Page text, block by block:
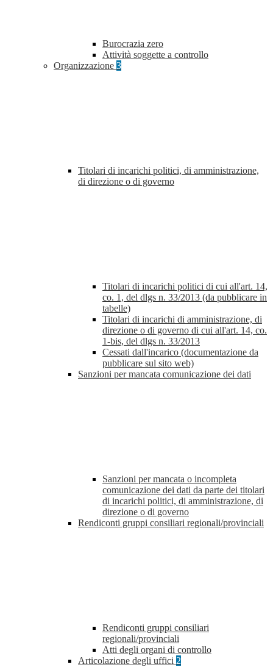
Burocrazia zero
Attività soggette a controllo
Organizzazione 3
Titolari di incarichi politici, di amministrazione,
di direzione o di governo
Titolari di incarichi politici di cui all'art. 14,
co. 1, del dlgs n. 33/2013 (da pubblicare in
tabelle)
Titolari di incarichi di amministrazione, di
direzione o di governo di cui all'art. 14, co.
1-bis, del dlgs n. 33/2013
Cessati dall'incarico (documentazione da
pubblicare sul sito web)
Sanzioni per mancata comunicazione dei dati
Sanzioni per mancata o incompleta
comunicazione dei dati da parte dei titolari
di incarichi politici, di amministrazione, di
direzione o di governo
Rendiconti gruppi consiliari regionali/provinciali
Rendiconti gruppi consiliari
regionali/provinciali
Atti degli organi di controllo
Articolazione degli uffici 2